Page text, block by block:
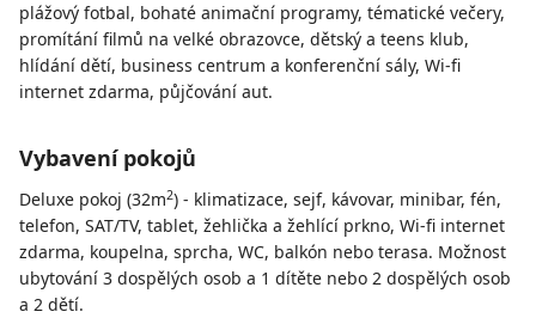
plážový fotbal, bohaté animační programy, tématické večery,
promítání filmů na velké obrazovce, dětský a teens klub,
hlídání dětí, business centrum a konferenční sály, Wi-fi
internet zdarma, půjčování aut.
Vybavení pokojů
Deluxe pokoj (32m2) - klimatizace, sejf, kávovar, minibar, fén,
telefon, SAT/TV, tablet, žehlička a žehlící prkno, Wi-fi internet
zdarma, koupelna, sprcha, WC, balkón nebo terasa. Možnost
ubytování 3 dospělých osob a 1 dítěte nebo 2 dospělých osob
a 2 dětí.